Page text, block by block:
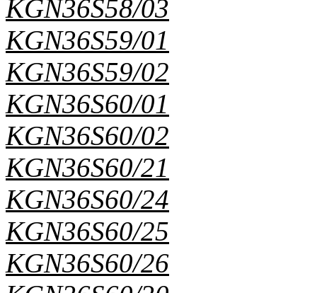
KGN36S58/03
KGN36S59/01
KGN36S59/02
KGN36S60/01
KGN36S60/02
KGN36S60/21
KGN36S60/24
KGN36S60/25
KGN36S60/26